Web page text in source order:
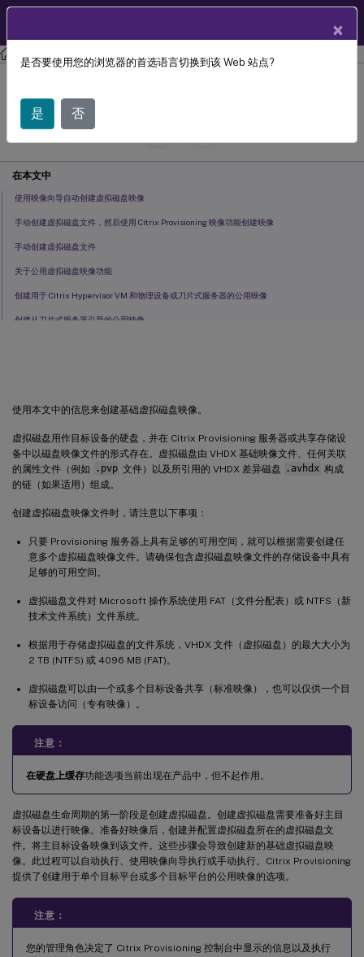
Citrix Provisioning Citrix Provisioning 2209
使用本文中的信息来创建基础虚拟磁盘映像。
虚拟磁盘用作目标设备的硬盘，并在 Citrix Provisioning 服务器或共享存储设
备中以磁盘映像文件的形式存在。虚拟磁盘由 VHDX 基础映像文件、任何关联
的属性文件（例如
.pvp 文件）以及所引用的 VHDX 差异磁盘 .avhdx 构成
的链（如果适用）组成。
创建虚拟磁盘映像文件时，请注意以下事项：
只要 Provisioning 服务器上具有足够的可用空间，就可以根据需要创建任
意多个虚拟磁盘映像文件。请确保包含虚拟磁盘映像文件的存储设备中具有
足够的可用空间。
虚拟磁盘文件对 Microsoft 操作系统使用 FAT（文件分配表）或 NTFS（新
技术文件系统）文件系统。
根据用于存储虚拟磁盘的文件系统，VHDX 文件（虚拟磁盘）的最大大小为
2 TB (NTFS) 或 4096 MB (FAT)。
虚拟磁盘可以由一个或多个目标设备共享（标准映像），也可以仅供一个目
标设备访问（专有映像）。
注意：
在硬盘上缓存功能选项当前出现在产品中，但不起作用。
虚拟磁盘生命周期的第一阶段是创建虚拟磁盘。创建虚拟磁盘需要准备好主目
标设备以进行映像。准备好映像后，创建并配置虚拟磁盘所在的虚拟磁盘文
件。将主目标设备映像到该文件。这些步骤会导致创建新的基础虚拟磁盘映
像。此过程可以自动执行、使用映像向导执行或手动执行。Citrix Provisioning
提供了创建用于单个目标平台或多个目标平台的公用映像的选项。
注意：
您的管理角色决定了 Citrix Provisioning 控制台中显示的信息以及执行
虚拟磁盘
July 29, 2024
C
在本文中
使用映像向导自动创建虚拟磁盘映像
手动创建虚拟磁盘文件，然后使用 Citrix Provisioning 映像功能创建映像
手动创建虚拟磁盘文件
关于公用虚拟磁盘映像功能
创建用于 Citrix Hypervisor VM 和物理设备或刀片式服务器的公用映像
创建从刀片式服务器引导的公用映像
配置主目标设备
导出特定数据文件
引导主目标设备
向公用映像中添加更多目标设备
使用 Device Guard 的部署
×
是否要使用您的浏览器的首选语言切换到该 Web 站点?
是 否